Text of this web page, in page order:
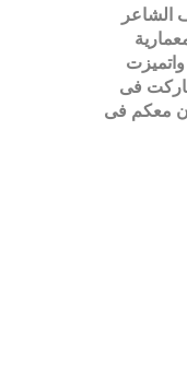
فى
معكم فى